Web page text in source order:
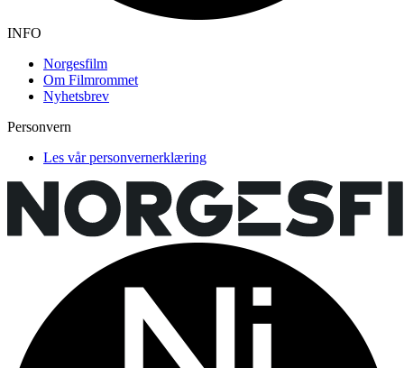
INFO
Norgesfilm
Om Filmrommet
Nyhetsbrev
Personvern
Les vår personvernerklæring